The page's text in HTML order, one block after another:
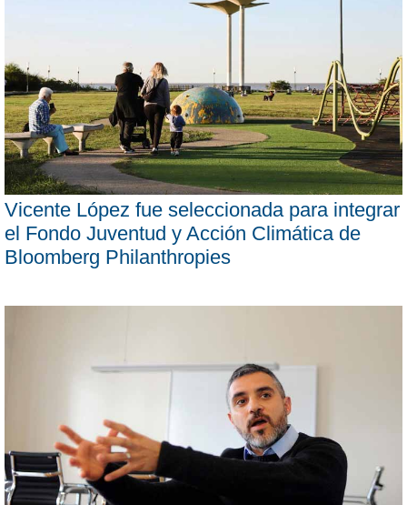
Vicente López fue seleccionada para integrar
el Fondo Juventud y Acción Climática de
Bloomberg Philanthropies